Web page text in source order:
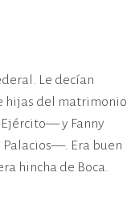
Le decían
hijas del matrimonio
y Fanny
Era buen
hincha de Boca.